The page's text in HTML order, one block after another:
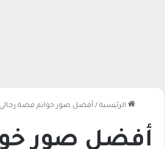
الرئيسية / أفضل صور خواتم فضة رجالي
أفضل صور